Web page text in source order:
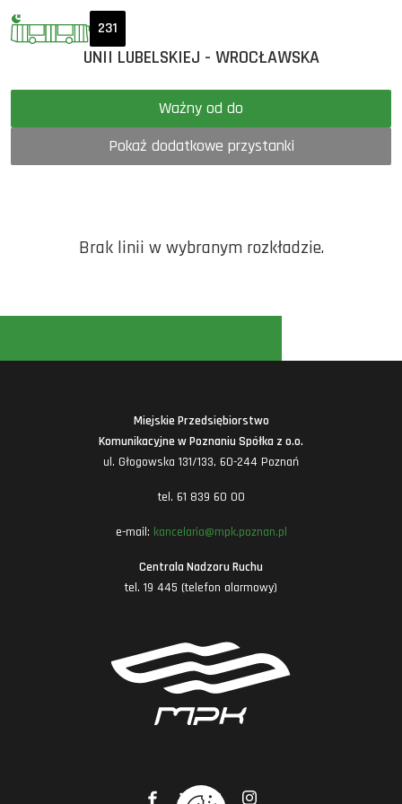
231
UNII LUBELSKIEJ - WROCŁAWSKA
Ważny od do
Pokaż dodatkowe przystanki
Brak linii w wybranym rozkładzie.
Miejskie Przedsiębiorstwo
Komunikacyjne w Poznaniu Spółka z o.o.
ul. Głogowska 131/133, 60-244 Poznań
tel. 61 839 60 00
e-mail: kancelaria@mpk.poznan.pl
Centrala Nadzoru Ruchu
tel. 19 445 (telefon alarmowy)